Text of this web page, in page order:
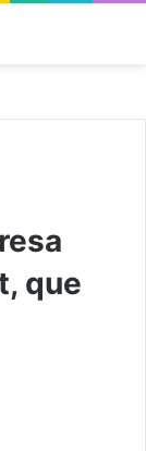
que